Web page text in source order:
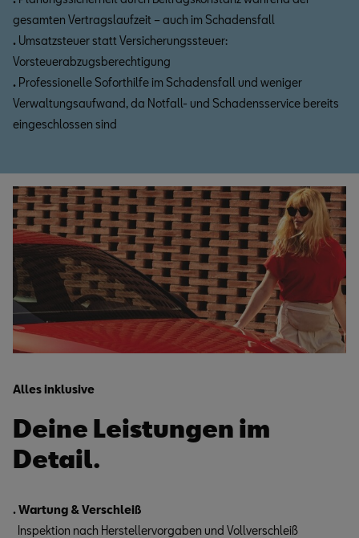
gesamten Vertragslaufzeit – auch im Schadensfall
. Umsatzsteuer statt Versicherungssteuer:
Vorsteuerabzugsberechtigung
. Professionelle Soforthilfe im Schadensfall und weniger
Verwaltungsaufwand, da Notfall- und Schadensservice bereits
eingeschlossen sind
Alles inklusive
Deine Leistungen im
Detail.
.Wartung & Verschleiß
Inspektion nach Herstellervorgaben und Vollverschleiß